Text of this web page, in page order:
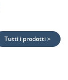
Tutti i prodotti >